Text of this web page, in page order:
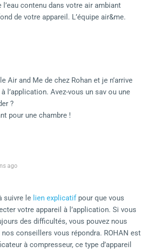
contenu dans votre air ambiant
de votre appareil. L’équipe air&me.
Air and Me de chez Rohan et je n’arrive
l’application. Avez-vous un sav ou une
?
pour une chambre !
ago
suivre le lien explicatifpour que vous
votre appareil à l’application. Si vous
des difficultés, vous pouvez nous
nos conseillers vous répondra. ROHAN est
à compresseur, ce type d’appareil